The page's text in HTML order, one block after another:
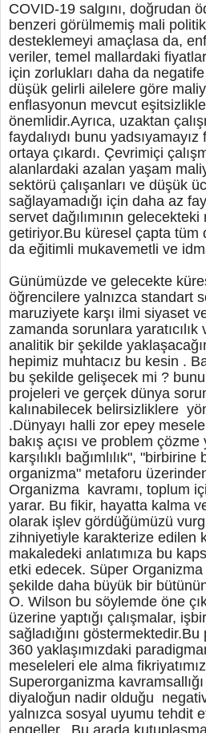
COVID-19 salgını, doğrudan
benzeri görülmemiş mali
desteklemeyi amaçlasa da,
veriler, temel mallardaki
için zorlukları daha da
düşük gelirli ailelere göre
enflasyonun mevcut
önemlidir.Ayrıca, uzaktan
faydalıydı bunu
ortaya çıkardı. Çevrimiçi
alanlardaki azalan yaşam
sektörü çalışanları ve düşük
sağlayamadığı için daha az
servet dağılımının
getiriyor.Bu küresel çapta tüm
da eğitimli mukavemetli ve
Günümüzde ve gelecekte
öğrencilere yalnızca standart
maruziyete karşı ilmi siyaset
zamanda sorunlara yaratıcılık
analitik bir şekilde
hepimiz muhtacız bu kesin .
bu şekilde gelişecek mi ?
projeleri ve gerçek dünya
kalınabilecek belirsizliklere
.Dünyayı halli zor epey
bakış açısı ve problem
karşılıklı bağımlılık",
organizma" metaforu
Organizma kavramı, toplum
yarar. Bu fikir, hayatta kalma
olarak işlev gördüğümüzü
zihniyetiyle karakterize edilen
makaledeki anlatımıza bu
etki edecek. Süper
şekilde daha büyük bir
O. Wilson bu söylemde öne
üzerine yaptığı çalışmalar,
sağladığını
360 yaklaşımızdaki
meseleleri ele alma
Superorganizma
diyaloğun nadir olduğu
yalnızca sosyal uyumu tehdit
engeller. .Bu arada